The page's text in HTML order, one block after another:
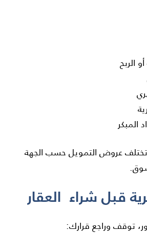
الربح
المبكر
تختلف عروض التمويل حسب الجهة
قبل شراء العقار
توقف وراجع قرارك: